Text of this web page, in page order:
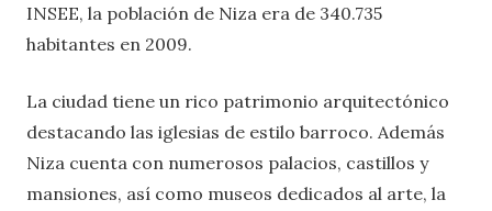
INSEE, la población de Niza era de 340.735
habitantes en 2009.
La ciudad tiene un rico patrimonio arquitectónico
destacando las iglesias de estilo barroco. Además
Niza cuenta con numerosos palacios, castillos y
mansiones, así como museos dedicados al arte, la